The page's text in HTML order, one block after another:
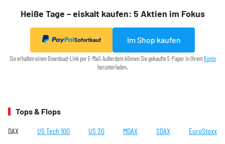
Heiße Tage – eiskalt kaufen: 5 Aktien im Fokus
Sofortkauf Im Shop kaufen
Sie erhalten einen Download-Link per E-Mail. Außerdem können Sie gekaufte E-Paper in Ihrem Konto
herunterladen.
Tops & Flops
DAX US Tech 100 US 30 MDAX SDAX EuroStoxx